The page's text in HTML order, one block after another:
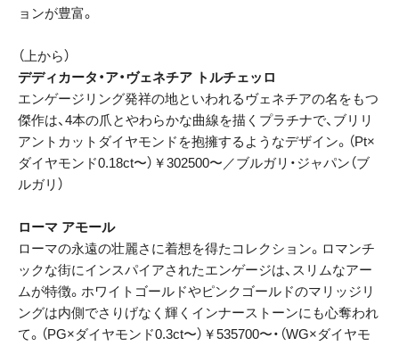
ョンが豊富。
（上から）
デディカータ・ア・ヴェネチア トルチェッロ
エンゲージリング発祥の地といわれるヴェネチアの名をもつ
傑作は、4本の爪とやわらかな曲線を描くプラチナで、ブリリ
アントカットダイヤモンドを抱擁するようなデザイン。（Pt×
ダイヤモンド0.18ct〜）￥302500〜／ブルガリ・ジャパン（ブ
ルガリ）
ローマ アモール
ローマの永遠の壮麗さに着想を得たコレクション。ロマンチ
ックな街にインスパイアされたエンゲージは、スリムなアー
ムが特徴。ホワイトゴールドやピンクゴールドのマリッジリ
ングは内側でさりげなく輝くインナーストーンにも心奪われ
て。（PG×ダイヤモンド0.3ct〜）￥535700〜・（WG×ダイヤモ